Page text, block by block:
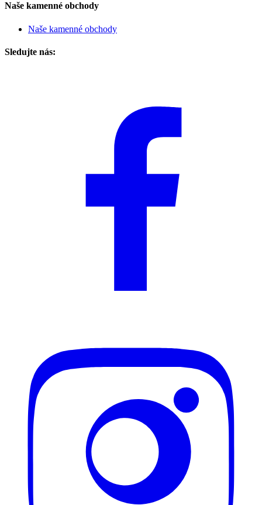
Naše kamenné obchody
Naše kamenné obchody
Sledujte nás: